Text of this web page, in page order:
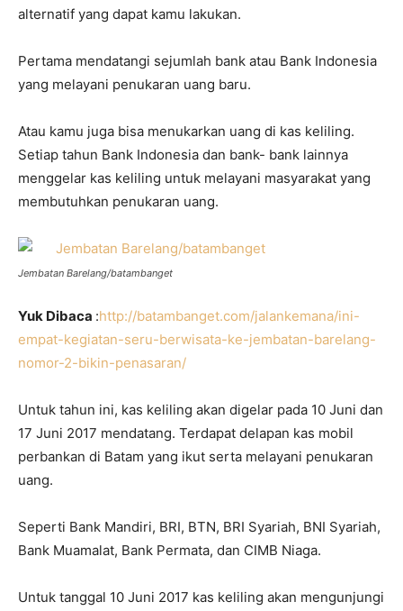
alternatif yang dapat kamu lakukan.
Pertama mendatangi sejumlah bank atau Bank Indonesia
yang melayani penukaran uang baru.
Atau kamu juga bisa menukarkan uang di kas keliling.
Setiap tahun Bank Indonesia dan bank- bank lainnya
menggelar kas keliling untuk melayani masyarakat yang
membutuhkan penukaran uang.
Jembatan Barelang/batambanget
Yuk Dibaca :http://batambanget.com/jalankemana/ini-
empat-kegiatan-seru-berwisata-ke-jembatan-barelang-
nomor-2-bikin-penasaran/
Untuk tahun ini, kas keliling akan digelar pada 10 Juni dan
17 Juni 2017 mendatang. Terdapat delapan kas mobil
perbankan di Batam yang ikut serta melayani penukaran
uang.
Seperti Bank Mandiri, BRI, BTN, BRI Syariah, BNI Syariah,
Bank Muamalat, Bank Permata, dan CIMB Niaga.
Untuk tanggal 10 Juni 2017 kas keliling akan mengunjungi